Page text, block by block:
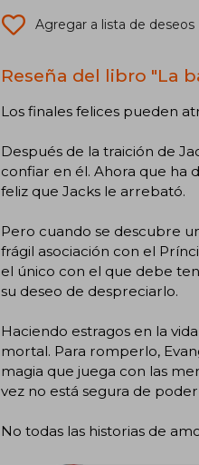
Agregar a lista de deseos
Reseña del libro "La
Los finales felices pueden
Después de la traición de
confiar en él. Ahora que ha
feliz que Jacks le arrebató.
Pero cuando se descubre
frágil asociación con el
el único con el que debe
su deseo de despreciarlo.
Haciendo estragos en la
mortal. Para romperlo,
magia que juega con las
vez no está segura de
No todas las historias de